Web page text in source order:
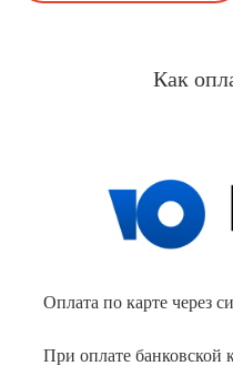
Как
Оплата по карте через
При оплате банковской